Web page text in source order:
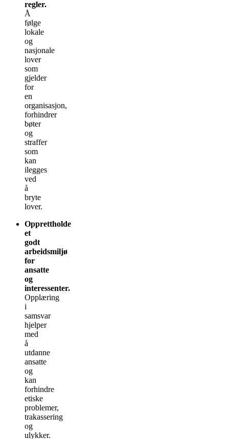
regler.
Å
følge
lokale
og
nasjonale
lover
som
gjelder
for
en
organisasjon,
forhindrer
bøter
og
straffer
som
kan
ilegges
ved
å
bryte
lover.
Opprettholde
et
godt
arbeidsmiljø
for
ansatte
og
interessenter.
Opplæring
i
samsvar
hjelper
med
å
utdanne
ansatte
og
kan
forhindre
etiske
problemer,
trakassering
og
ulykker.